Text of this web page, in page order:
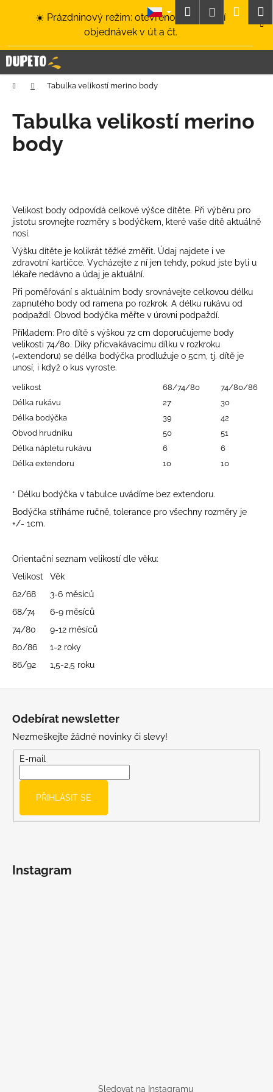
☀️ Prázdninový režim: otevřeno a odesílání
objednávek v út a čt.
HledatPřihlášení
Domů Tabulka velikostí merino body
Tabulka velikostí merino
body
Velikost body odpovídá celkové výšce dítěte. Při výběru pro
jistotu srovnejte rozměry s bodýčkem, které vaše dítě aktuálně
nosí.
Výšku dítěte je kolikrát těžké změřit. Údaj najdete i ve
zdravotní kartičce. Vycházejte z ní jen tehdy, pokud jste byli u
lékaře nedávno a údaj je aktuální.
Při poměřování s aktuálním body srovnávejte celkovou délku
zapnutého body od ramena po rozkrok. A délku rukávu od
podpaždí. Obvod bodýčka měřte v úrovni podpaždí.
Příkladem: Pro dítě s výškou 72 cm doporučujeme body
velikosti 74/80. Díky přicvakávacímu dílku v rozkroku
(=extendoru) se délka bodýčka prodlužuje o 5cm, tj. dítě je
unosí, i když o kus vyroste.
velikost
68/74/80
74/80/86
Délka rukávu
27
30
Délka bodýčka
39
42
Obvod hrudníku
50
51
Délka nápletu rukávu
6
6
Délka extendoru
10 10
* Délku bodýčka v tabulce uvádíme bez extendoru.
Bodýčka stříháme ručně, tolerance pro všechny rozměry je
+/- 1cm.
Orientační seznam velikostí dle věku:
Velikost
Věk
62/68
3-6 měsíců
68/74
6-9 měsíců
74/80
9-12 měsíců
80/86
1-2 roky
86/92
1,5-2,5 roku
í
k C
o
o
t
ř
j
e
t
e
n
a
j
í
t
?
D
p
o
r
u
j
e
m
e
LETNÍ
KLOBOUČEK
S
UV
BÍLÝ
Kč
Odebírat newsletter
Nezmeškejte žádné novinky či slevy!
E-mail
PŘIHLÁSIT SE
Instagram
Sledovat na Instagramu